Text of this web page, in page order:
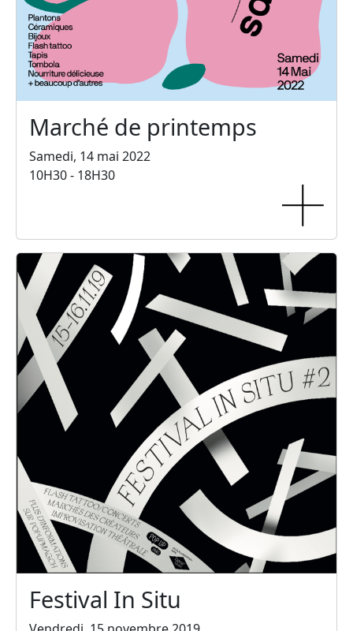
Marché de printemps
Samedi, 14 mai 2022
10H30 - 18H30
Festival In Situ